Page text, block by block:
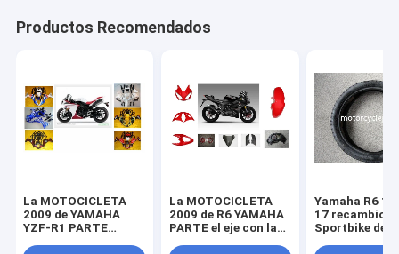
Productos Recomendados
La MOTOCICLETA
2009 de YAMAHA
YZF-R1 PARTE
La MOTOCICLETA
2009 de R6 YAMAHA
PARTE el eje con la
Yamaha R6
17 recambios
Sportbike de